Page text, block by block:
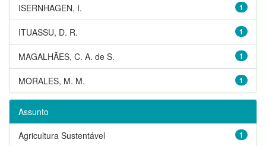
1
ISERNHAGEN, I.
1
ITUASSU, D. R.
1
MAGALHÃES, C. A. de S.
1
MORALES, M. M.
Assunto
1
Agricultura Sustentável